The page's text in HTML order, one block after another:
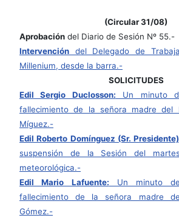
(Circular 31/08)
Aprobación del Diario de Sesión Nº 55.-
Intervención del Delegado de
Millenium, desde la barra.-
SOLICITUDES
Edil Sergio Duclosson: Un minuto
fallecimiento de la señora madre del
Míguez.-
Edil Roberto Domínguez (Sr.
suspensión de la Sesión del
meteorológica.-
Edil Mario Lafuente: Un minuto
fallecimiento de la señora madre
Gómez.-